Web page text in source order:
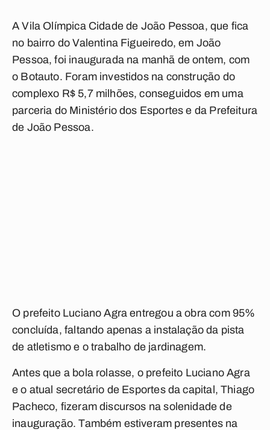
A Vila Olímpica Cidade de João Pessoa, que fica
no bairro do Valentina Figueiredo, em João
Pessoa, foi inaugurada na manhã de ontem, com
o Botauto. Foram investidos na construção do
complexo R$ 5,7 milhões, conseguidos em uma
parceria do Ministério dos Esportes e da Prefeitura
de João Pessoa.
O prefeito Luciano Agra entregou a obra com 95%
concluída, faltando apenas a instalação da pista
de atletismo e o trabalho de jardinagem.
Antes que a bola rolasse, o prefeito Luciano Agra
e o atual secretário de Esportes da capital, Thiago
Pacheco, fizeram discursos na solenidade de
inauguração. Também estiveram presentes na